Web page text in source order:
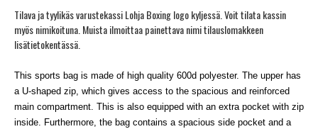
Tilava ja tyylikäs varustekassi Lohja Boxing logo kyljessä. Voit tilata kassin
myös nimikoituna. Muista ilmoittaa painettava nimi tilauslomakkeen
lisätietokentässä.
This sports bag is made of high quality 600d polyester. The upper has
a U-shaped zip, which gives access to the spacious and reinforced
main compartment. This is also equipped with an extra pocket with zip
inside. Furthermore, the bag contains a spacious side pocket and a